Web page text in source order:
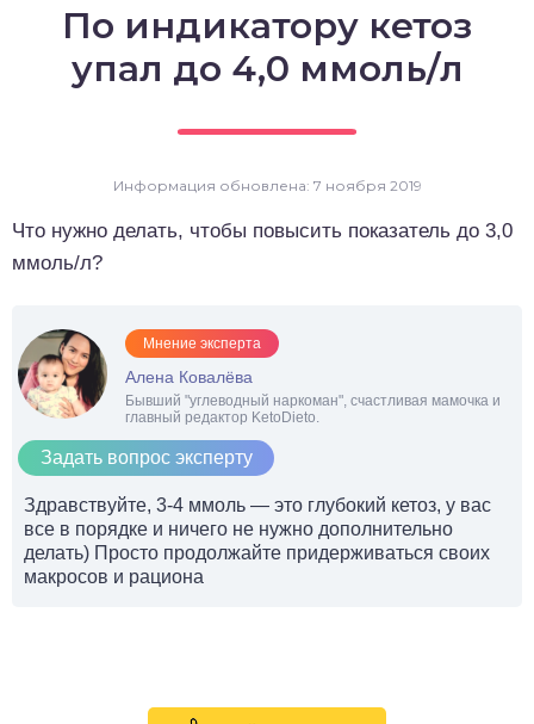
По индикатору кетоз
упал до 4,0 ммоль/л
Информация обновлена: 7 ноября 2019
Что нужно делать, чтобы повысить показатель до 3,0
ммоль/л?
Мнение эксперта
Алена Ковалёва
Бывший "углеводный наркоман", счастливая мамочка и
главный редактор KetoDieto.
Задать вопрос эксперту
Здравствуйте, 3-4 ммоль — это глубокий кетоз, у вас
все в порядке и ничего не нужно дополнительно
делать) Просто продолжайте придерживаться своих
макросов и рациона
выпечка
десерты